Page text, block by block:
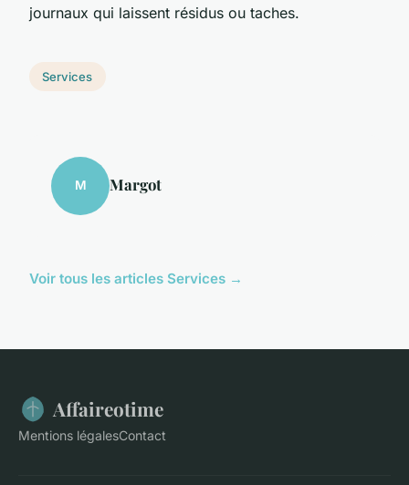
journaux qui laissent résidus ou taches.
Services
M Margot
Voir tous les articles Services →
Affaireotime
Mentions légalesContact